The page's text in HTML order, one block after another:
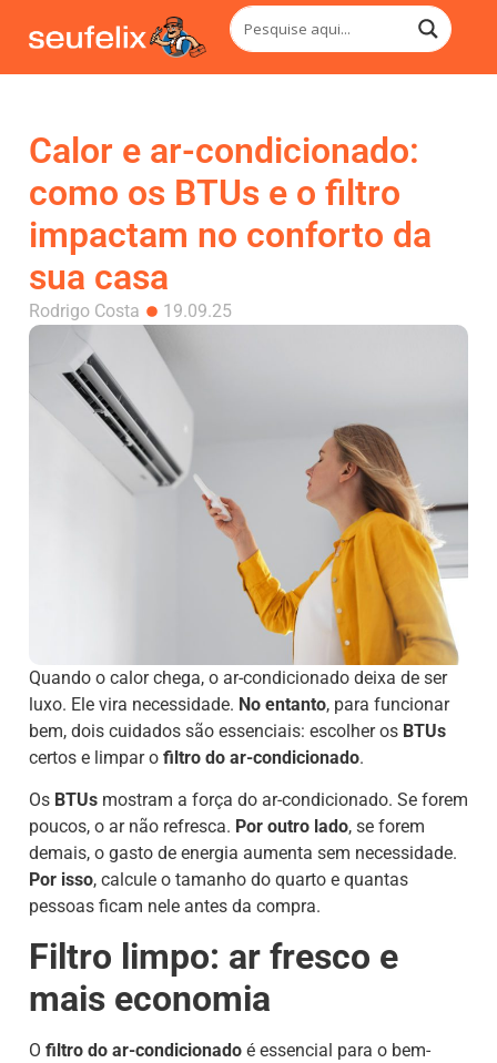
Calor e ar-condicionado:
como os BTUs e o filtro
impactam no conforto da
sua casa
Rodrigo Costa 19.09.25
Quando o calor chega, o ar-condicionado deixa de ser
luxo. Ele vira necessidade. No entanto, para funcionar
bem, dois cuidados são essenciais: escolher os BTUs
certos e limpar o filtro do ar-condicionado.
Os BTUs mostram a força do ar-condicionado. Se forem
poucos, o ar não refresca. Por outro lado, se forem
demais, o gasto de energia aumenta sem necessidade.
Por isso, calcule o tamanho do quarto e quantas
pessoas ficam nele antes da compra.
Filtro limpo: ar fresco e
mais economia
O filtro do ar-condicionado é essencial para o bem-